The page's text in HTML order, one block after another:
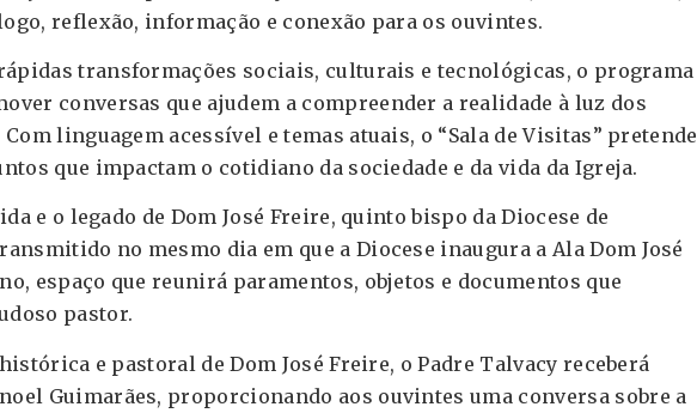
reflexão, informação e conexão para os ouvintes.
transformações sociais, culturais e tecnológicas, o programa
conversas que ajudem a compreender a realidade à luz dos
linguagem acessível e temas atuais, o “Sala de Visitas” pretende
que impactam o cotidiano da sociedade e da vida da Igreja.
e o legado de Dom José Freire, quinto bispo da Diocese de
no mesmo dia em que a Diocese inaugura a Ala Dom José
espaço que reunirá paramentos, objetos e documentos que
pastor.
e pastoral de Dom José Freire, o Padre Talvacy receberá
Guimarães, proporcionando aos ouvintes uma conversa sobre a